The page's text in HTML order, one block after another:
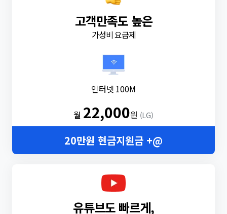
고객만족도 높은
가성비 요금제
인터넷 100M
월 22,000원 (LG)
20만원 현금지원금 +@
유튜브도 빠르게,